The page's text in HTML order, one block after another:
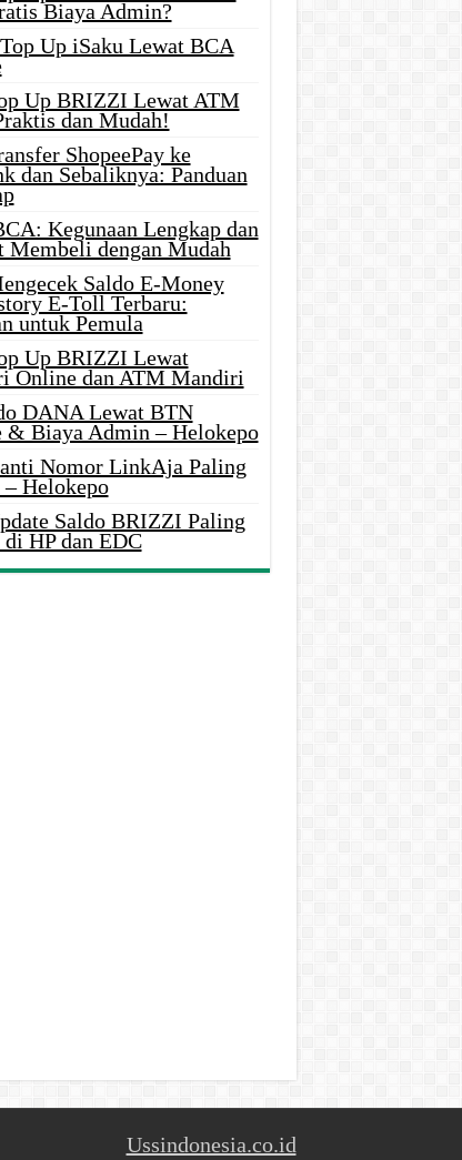
Biaya Admin?
Up iSaku Lewat BCA
Up BRIZZI Lewat ATM
dan Mudah!
ShopeePay ke
dan Sebaliknya: Panduan
Kegunaan Lengkap dan
Membeli dengan Mudah
Saldo E-Money
E-Toll Terbaru:
untuk Pemula
Up BRIZZI Lewat
Online dan ATM Mandiri
DANA Lewat BTN
Biaya Admin – Helokepo
Nomor LinkAja Paling
Helokepo
Saldo BRIZZI Paling
HP dan EDC
Ussindonesia.co.id